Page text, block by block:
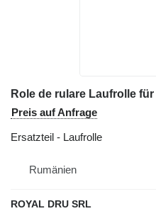
Role de rulare Laufrolle
Preis auf Anfrage
Ersatzteil - Laufrolle
Rumänien
ROYAL DRU SRL